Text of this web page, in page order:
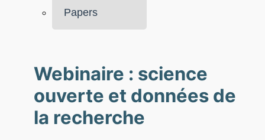
Papers
Webinaire : science
ouverte et données de
la recherche